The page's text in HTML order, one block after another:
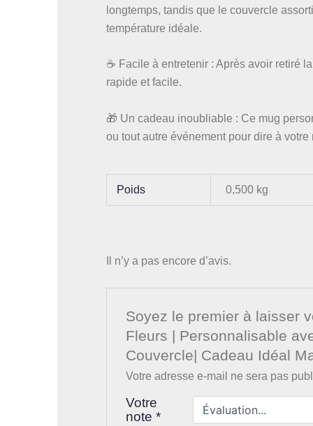
longtemps, tandis que le couvercle
température idéale.
☕ Facile à entretenir : Après avoir retiré
rapide et facile.
🎁 Un cadeau inoubliable : Ce mug
ou tout autre événement pour dire à
Poids 0,500 kg
Il n’y a pas encore d’avis.
Soyez le premier à laisser
Fleurs | Personnalisable
Couvercle| Cadeau Idéal
Votre adresse e-mail ne sera pas
Votre
note *